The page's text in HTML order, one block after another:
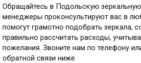
Обращайтесь в Подольскую
менеджеры проконсультируют вас в
помогут грамотно подобрать зеркала,
правильно рассчитать расходы,
пожелания. Звоните нам по телефону
обратной связи ниже.